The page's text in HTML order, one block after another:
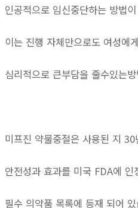
인공적으로 임신중단하는 방법
이는 진행 자체만으로도 여성에
심리적으로 큰부담을 줄수있는
미프진 약물중절은 사용된 지
안전성과 효과를 미국 FDA에 인
필수 의약품 목록에 등재 되어